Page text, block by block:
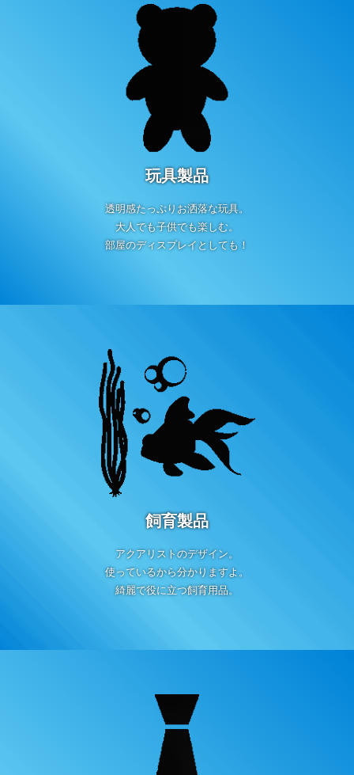
玩具製品
透明感たっぷりお洒落な玩具。
大人でも子供でも楽しむ。
部屋のディスプレイとしても！
飼育製品
アクアリストのデザイン。
使っているから分かりますよ。
綺麗で役に立つ飼育用品。